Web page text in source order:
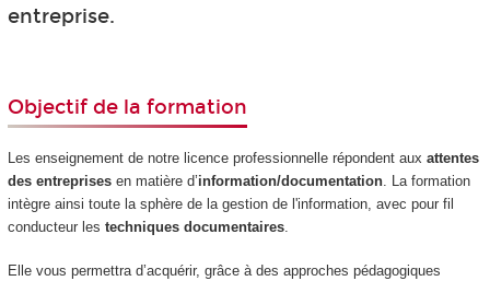
entreprise.
Objectif de la formation
Les enseignement de notre licence professionnelle répondent aux attentes
des entreprisesen matière d’information/documentation. La formation
intègre ainsi toute la sphère de la gestion de l'information, avec pour fil
conducteur les techniques documentaires.
Elle vous permettra d’acquérir, grâce à des approches pédagogiques